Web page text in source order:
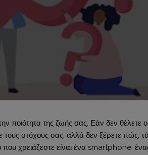
της ζωής σας. Εάν δεν θέλετε οι
στόχους σας, αλλά δεν ξέρετε πώς,
χρειάζεστε είναι ένα smartphone,